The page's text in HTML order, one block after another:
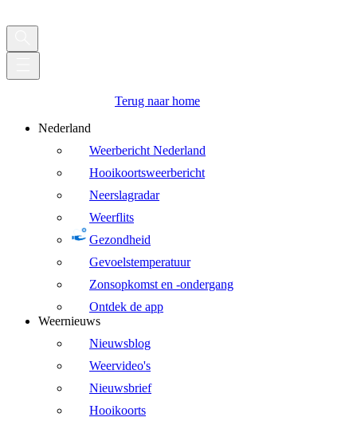
Terug naar home
Nederland
Weerbericht Nederland
Hooikoortsweerbericht
Neerslagradar
Weerflits
Gezondheid
Gevoelstemperatuur
Zonsopkomst en -ondergang
Ontdek de app
Weernieuws
Nieuwsblog
Weervideo's
Nieuwsbrief
Hooikoorts